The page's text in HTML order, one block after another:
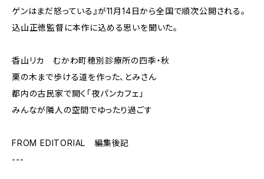
ゲンはまだ怒っている』が11月14日から全国で順次公開される。
込山正徳監督に本作に込める思いを聞いた。
香山リカ むかわ町穂別診療所の四季・秋
栗の木まで歩ける道を作った、とみさん
都内の古民家で開く「夜パンカフェ」
みんなが隣人の空間でゆったり過ごす
FROM EDITORIAL 編集後記
---